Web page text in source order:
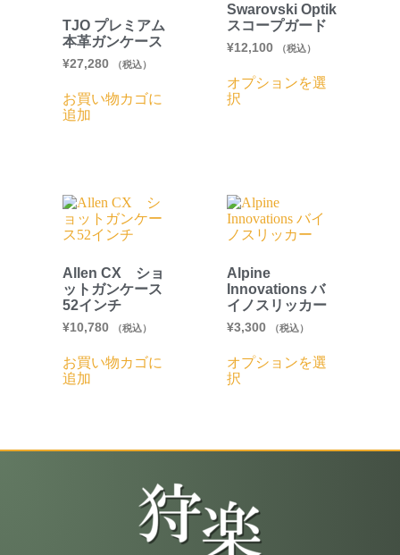
TJO プレミアム
本革ガンケース
¥27,280 （税込）
お買い物カゴに
追加
Swarovski Optik
スコープガード
¥12,100 （税込）
オプションを選
択
Allen CX ショ
ットガンケース
52インチ
¥10,780 （税込）
お買い物カゴに
追加
Alpine
Innovations バ
イノスリッカー
¥3,300 （税込）
オプションを選
択